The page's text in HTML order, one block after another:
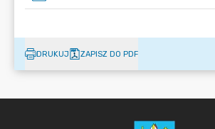
DRUKUJ ZAPISZ DO PDF